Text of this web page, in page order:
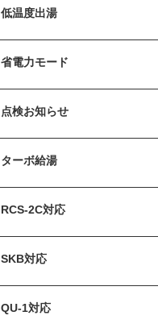
低温度出湯
省電力モード
点検お知らせ
ターボ給湯
RCS-2C対応
SKB対応
QU-1対応